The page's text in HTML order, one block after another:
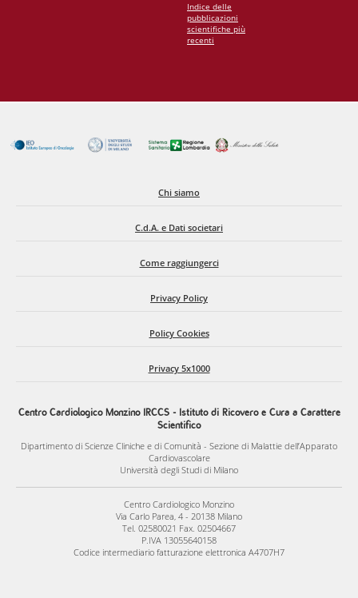
Indice delle
pubblicazioni
scientifiche più
recenti
Chi siamo
C.d.A. e Dati societari
Come raggiungerci
Privacy Policy
Policy Cookies
Privacy 5x1000
Centro Cardiologico Monzino IRCCS - Istituto di Ricovero e Cura a Carattere
Scientifico
Dipartimento di Scienze Cliniche e di Comunità - Sezione di Malattie dell’Apparato
Cardiovascolare
Università degli Studi di Milano
Centro Cardiologico Monzino
Via Carlo Parea, 4 - 20138 Milano
Tel. 02580021 Fax. 02504667
P.IVA 13055640158
Codice intermediario fatturazione elettronica A4707H7